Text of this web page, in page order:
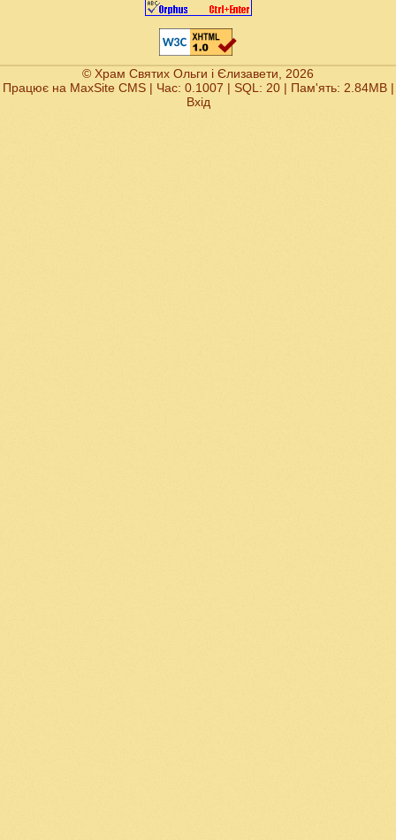
© Храм Святих Ольги і Єлизавети, 2026
Працює на MaxSite CMS| Час: 0.1007 | SQL: 20 | Пам'ять: 2.84MB|
Вхід